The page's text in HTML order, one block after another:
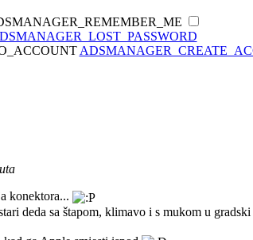
konektora...
deda sa štapom, klimavo i s mukom u